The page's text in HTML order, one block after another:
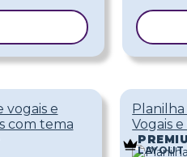
vogais e
com tema
Vogais
LAYOUT